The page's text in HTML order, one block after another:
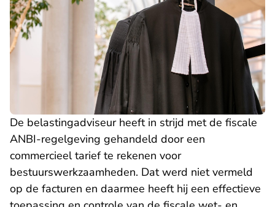
De belastingadviseur heeft in strijd met de fiscale
ANBI-regelgeving gehandeld door een
commercieel tarief te rekenen voor
bestuurswerkzaamheden. Dat werd niet vermeld
op de facturen en daarmee heeft hij een effectieve